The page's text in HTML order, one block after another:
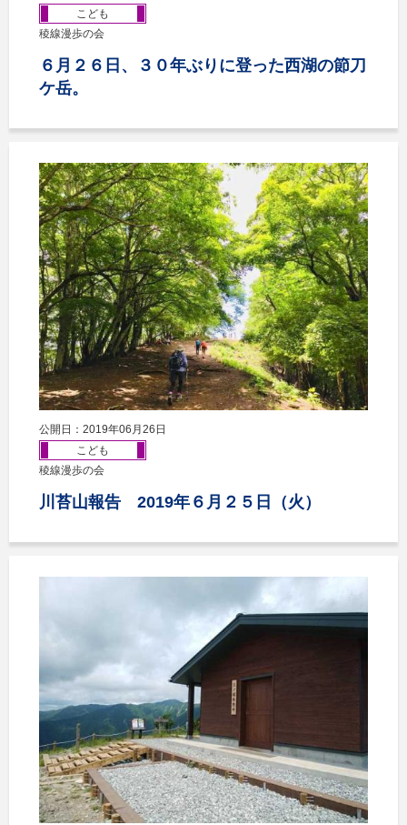
こども
稜線漫歩の会
６月２６日、３０年ぶりに登った西湖の節刀
ケ岳。
公開日：2019年06月26日
こども
稜線漫歩の会
川苔山報告 2019年６月２５日（火）